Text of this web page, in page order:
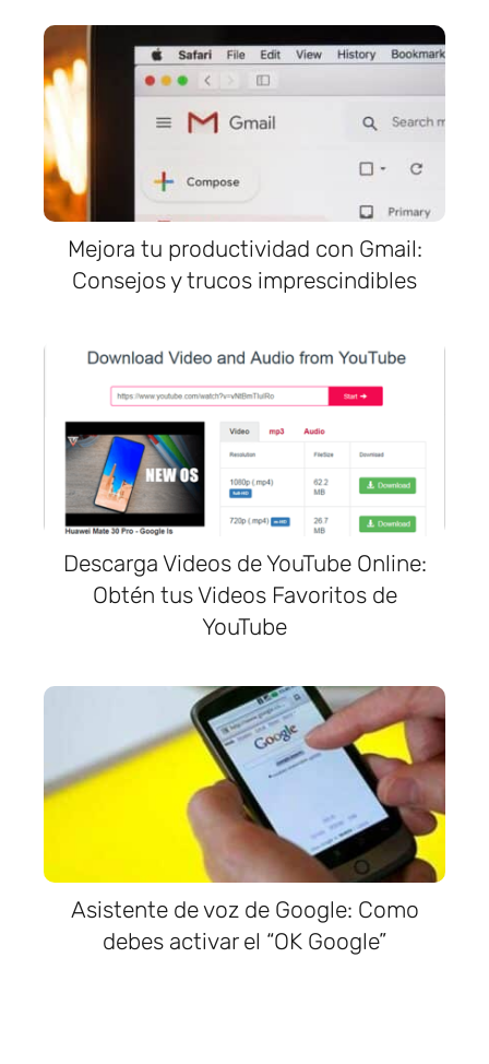
Mejora tu productividad con Gmail:
Consejos y trucos imprescindibles
Descarga Videos de YouTube Online:
Obtén tus Videos Favoritos de
YouTube
Asistente de voz de Google: Como
debes activar el “OK Google”